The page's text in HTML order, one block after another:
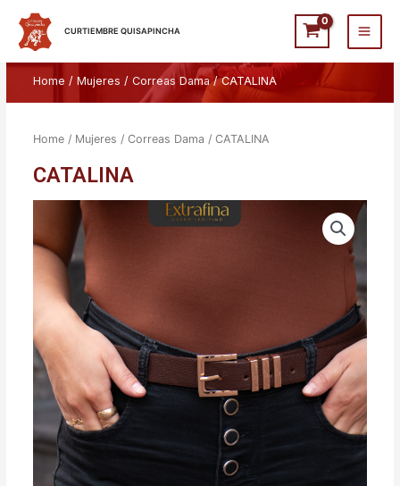
contenido
CURTIEMBRE QUISAPINCHA
Main
Home /Mujeres /Correas Dama/ CATALINA
Home / Mujeres /Correas Dama / CATALINA
CATALINA